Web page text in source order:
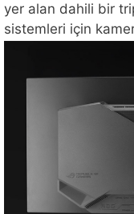
yer alan dahili bir
sistemleri için